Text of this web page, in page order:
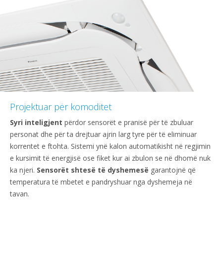
Projektuar për komoditet
Syri inteligjent përdor sensorët e pranisë për të zbuluar
personat dhe për ta drejtuar ajrin larg tyre për të eliminuar
korrentet e ftohta. Sistemi ynë kalon automatikisht në regjimin
e kursimit të energjisë ose fiket kur ai zbulon se në dhomë nuk
ka njeri. Sensorët shtesë të dyshemesë garantojnë që
temperatura të mbetet e pandryshuar nga dyshemeja në
tavan.